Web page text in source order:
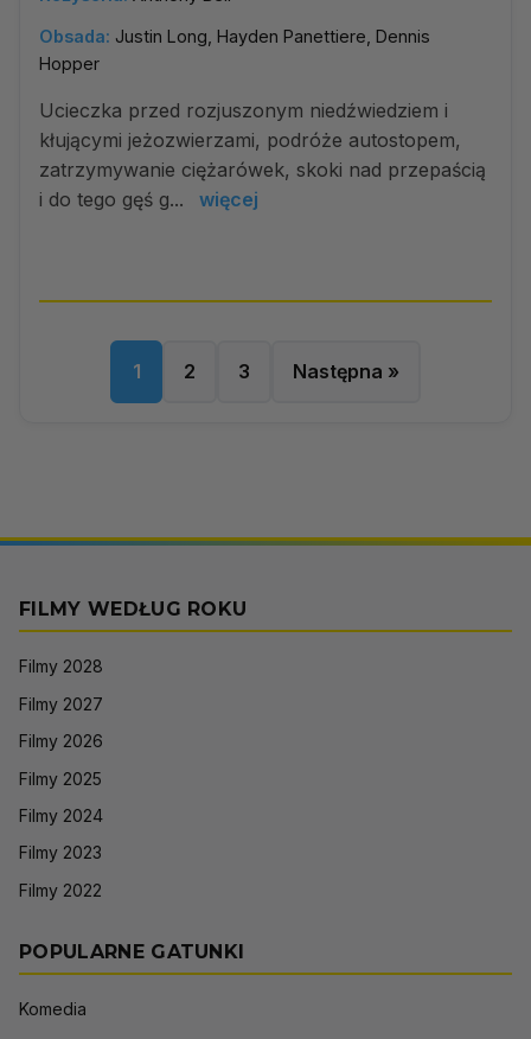
Obsada: Justin Long, Hayden Panettiere, Dennis
Hopper
Ucieczka przed rozjuszonym niedźwiedziem i
kłującymi jeżozwierzami, podróże autostopem,
zatrzymywanie ciężarówek, skoki nad przepaścią
i do tego gęś g...
więcej
1 2 3 Następna »
FILMY WEDŁUG ROKU
Filmy 2028
Filmy 2027
Filmy 2026
Filmy 2025
Filmy 2024
Filmy 2023
Filmy 2022
POPULARNE GATUNKI
Komedia